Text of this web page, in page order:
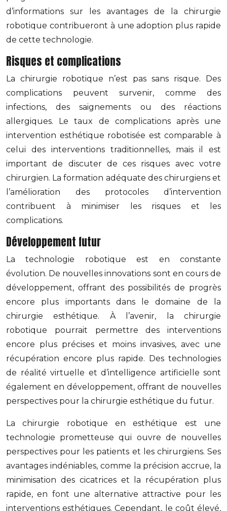
d’informations sur les avantages de la chirurgie
robotique contribueront à une adoption plus rapide
de cette technologie.
Risques et complications
La chirurgie robotique n’est pas sans risque. Des
complications peuvent survenir, comme des
infections, des saignements ou des réactions
allergiques. Le taux de complications après une
intervention esthétique robotisée est comparable à
celui des interventions traditionnelles, mais il est
important de discuter de ces risques avec votre
chirurgien. La formation adéquate des chirurgiens et
l’amélioration des protocoles d’intervention
contribuent à minimiser les risques et les
complications.
Développement futur
La technologie robotique est en constante
évolution. De nouvelles innovations sont en cours de
développement, offrant des possibilités de progrès
encore plus importants dans le domaine de la
chirurgie esthétique. À l’avenir, la chirurgie
robotique pourrait permettre des interventions
encore plus précises et moins invasives, avec une
récupération encore plus rapide. Des technologies
de réalité virtuelle et d’intelligence artificielle sont
également en développement, offrant de nouvelles
perspectives pour la chirurgie esthétique du futur.
La chirurgie robotique en esthétique est une
technologie prometteuse qui ouvre de nouvelles
perspectives pour les patients et les chirurgiens. Ses
avantages indéniables, comme la précision accrue, la
minimisation des cicatrices et la récupération plus
rapide, en font une alternative attractive pour les
interventions esthétiques. Cependant, le coût élevé,